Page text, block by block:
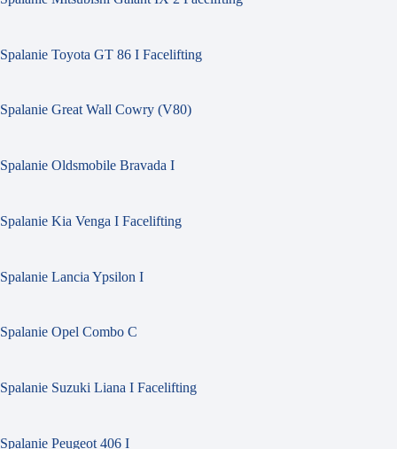
Spalanie Toyota GT 86 I Facelifting
Spalanie Great Wall Cowry (V80)
Spalanie Oldsmobile Bravada I
Spalanie Kia Venga I Facelifting
Spalanie Lancia Ypsilon I
Spalanie Opel Combo C
Spalanie Suzuki Liana I Facelifting
Spalanie Peugeot 406 I